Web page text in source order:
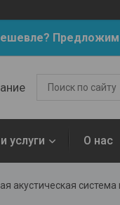
услуги О нас
акустическая система